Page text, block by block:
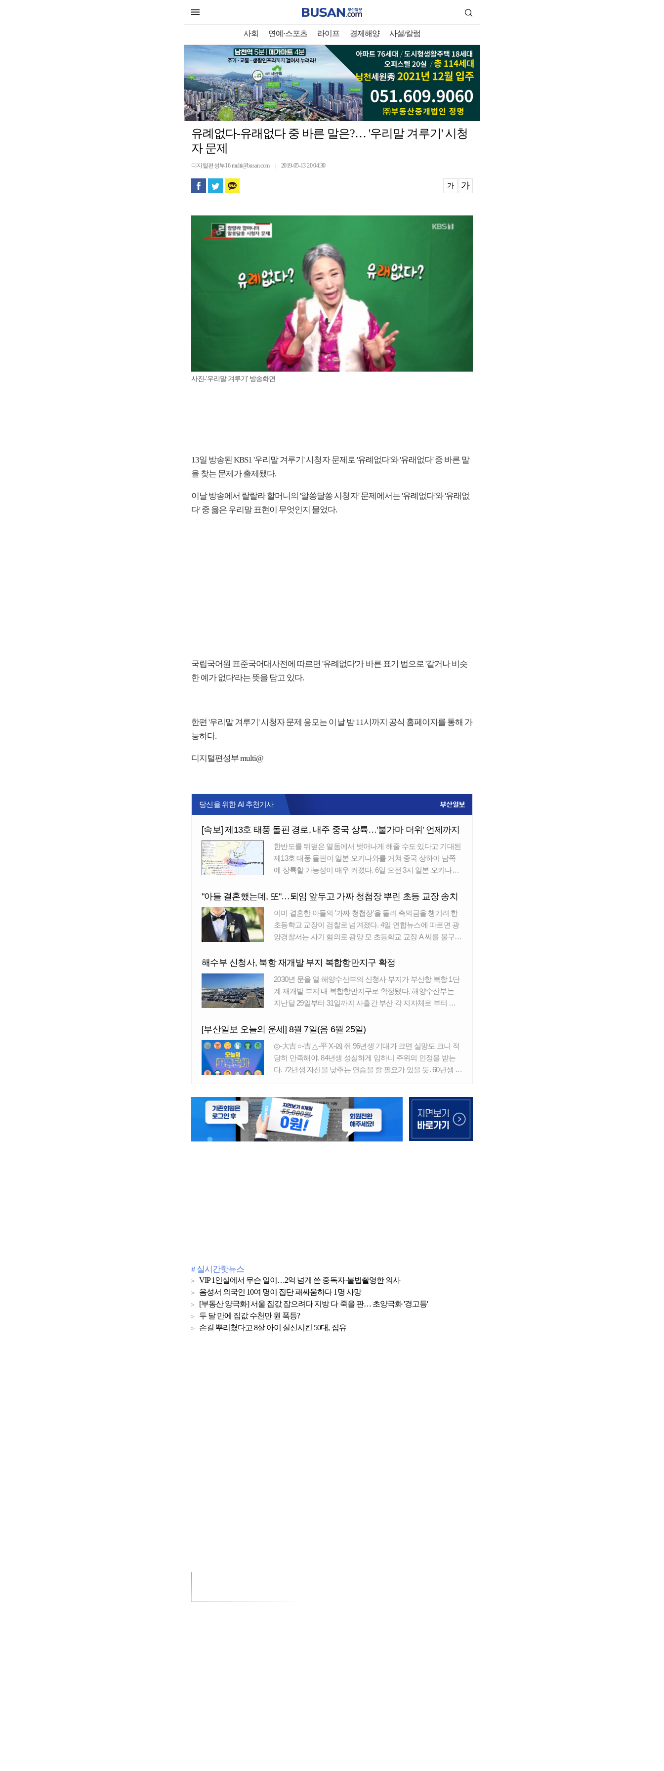
사회 연예·스포츠 라이프 경제해양 사설/칼럼
유례없다-유래없다 중 바른 말은?… '우리말 겨루기' 시청
자 문제
디지털편성부16 multi@busan.com 2019-05-13 20:04:30
가 가
사진-'우리말 겨루기' 방송화면
13일 방송된 KBS1 '우리말 겨루기' 시청자 문제로 '유례없다'와 '유래없다' 중 바른 말
을 찾는 문제가 출제됐다.
이날 방송에서 랄랄라 할머니의 '알쏭달쏭 시청자' 문제에서는 '유례없다'와 '유래없
다' 중 옳은 우리말 표현이 무엇인지 물었다.
국립국어원 표준국어대사전에 따르면 '유례없다'가 바른 표기 법으로 '같거나 비슷
한 예가 없다'라는 뜻을 담고 있다.
한편 '우리말 겨루기' 시청자 문제 응모는 이날 밤 11시까지 공식 홈페이지를 통해 가
능하다.
디지털편성부 multi@
# 실시간핫뉴스
VIP 1인실에서 무슨 일이…2억 넘게 쓴 중독자·불법촬영한 의사
음성서 외국인 10여 명이 집단 패싸움하다 1명 사망
[부동산 양극화] 서울 집값 잡으려다 지방 다 죽을 판… 초양극화 '경고등'
두 달 만에 집값 수천만 원 폭등?
손길 뿌리쳤다고 8살 아이 실신시킨 50대, 집유